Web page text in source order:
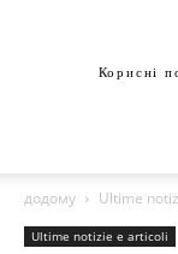
Корисні
додому Ultime
Ultime notizie e articoli